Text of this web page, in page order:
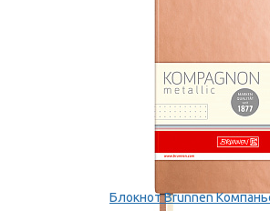
Блокнот Brunnen